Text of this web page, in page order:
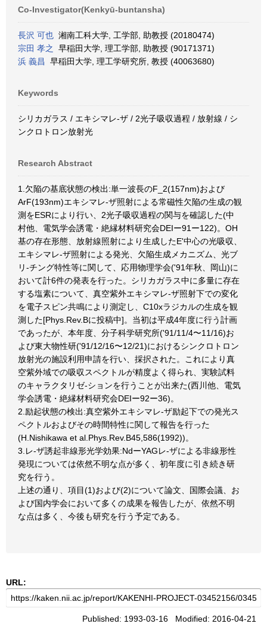
Co-Investigator(Kenkyū-buntansha)
長沢 可也 湘南工科大学, 工学部, 助教授 (20180474)
宗田 孝之
早稲田大学, 理工学部, 助教授 (90171371)
浜 義昌
早稲田大学, 理工学研究所, 教授 (40063680)
Keywords
シリカガラス / エキシマレ-ザ / 2光子吸収過程 / 放射線 / シ
ンクロトロン放射光
Research Abstract
1.欠陥の基底状態の検出:単一波長のF_2(157nm)および
ArF(193nm)エキシマレ-ザ照射による常磁性欠陥の生成の観
測をESRにより行い、2光子吸収過程の関与を確認した(中
村他、電気学会誘電・絶縁材料研究会DEIー91ー122)。OH
基の存在形態、放射線照射により生成したE'中心の光吸収、
エキシマレ-ザ照射による発光、欠陥生成メカニズム、光ブ
リ-チング特性等に関して、応用物理学会('91年秋、岡山)に
おいて計6件の発表を行った。シリカガラス中に多量に存在
する塩素について、真空紫外エキシマレ-ザ照射下での変化
を電子スピン共鳴により測定し、C10xラジカルの生成を観
測した[Phys.Rev.Bに投稿中]。当初は平成4年度に行う計画
であったが、本年度、分子科学研究所('91/11/4〜11/16)お
よび東大物性研('91/12/16〜12/21)におけるシンクロトロン
放射光の施設利用申請を行い、採択された。これにより真
空紫外域での吸収スペクトルが精度よく得られ、実験試料
のキャラクタリゼ-ションを行うことが出来た(西川他、電気
学会誘電・絶縁材料研究会DEIー92ー36)。
2.励起状態の検出:真空紫外エキシマレ-ザ励起下での発光ス
ペクトルおよびその時間特性に関して報告を行った
(H.Nishikawa et al.Phys.Rev.B45,586(1992))。
3.レ-ザ誘起非線形光学効果:NdーYAGレ-ザによる非線形性
発現については依然不明な点が多く、初年度に引き続き研
究を行う。
上述の通り、項目(1)および(2)について論文、国際会議、お
よび国内学会において多くの成果を報告したが、依然不明
な点は多く、今後も研究を行う予定である。
URL:
Published: 1993-03-16 Modified: 2016-04-21